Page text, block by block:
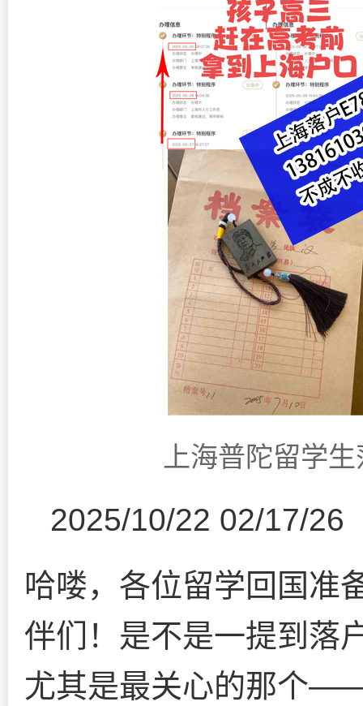
上海普陀留学
2025/10/22 02/17/26
哈喽，各位留学回国准
伴们！是不是一提到落
尤其是最关心的那个